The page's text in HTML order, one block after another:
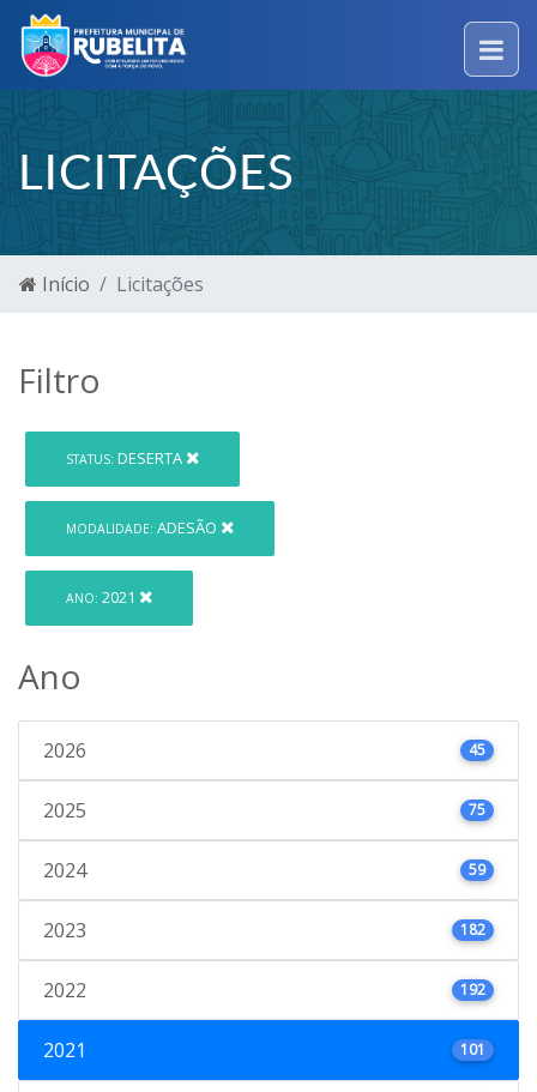
LICITAÇÕES
Início Licitações
Filtro
STATUS: DESERTA
MODALIDADE: ADESÃO
ANO: 2021
Ano
2026 45
2025 75
2024 59
2023 182
2022 192
2021 101